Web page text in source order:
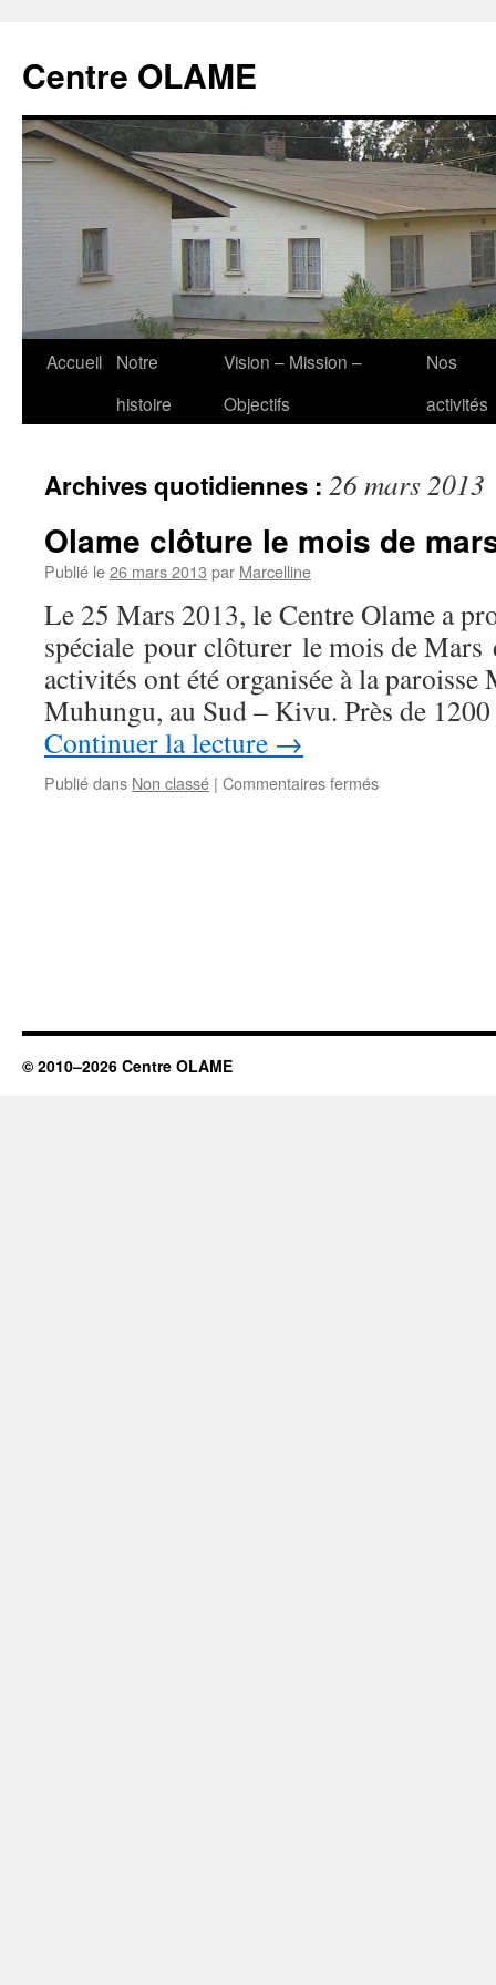
contenu
Centre OLAME
Accueil
Notre
histoire
Vision – Mission –
Objectifs
Nos
activités
Archives quotidiennes : 26 mars 2013
Olame clôture le mois de
Publié le26 mars 2013 par Marcelline
Le 25 Mars 2013, le Centre Olame a
spéciale pour clôturer le mois de Mars
activités ont été organisée à la paroisse
Muhungu, au Sud – Kivu. Près de
Continuer la lecture →
Publié dans Non classé | Commentaires ferméssur
© 2010–2026 Centre OLAME